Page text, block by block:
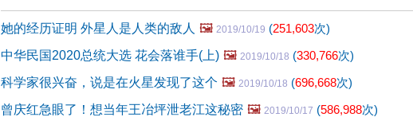
她的经历证明 外星人是人类的敌人 🖼️ 2019/10/19 (251,603次)
中华民国2020总统大选 花会落谁手(上) 🖼️ 2019/10/18 (330,766次)
科学家很兴奋，说是在火星发现了这个 🖼️ 2019/10/18 (696,668次)
曾庆红急眼了！想当年王冶坪泄老江这秘密 🖼️ 2019/10/17 (586,988次)